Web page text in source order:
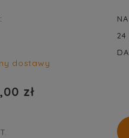
24
KOSZTÓW PŁATNOŚCI
dostawy
zł